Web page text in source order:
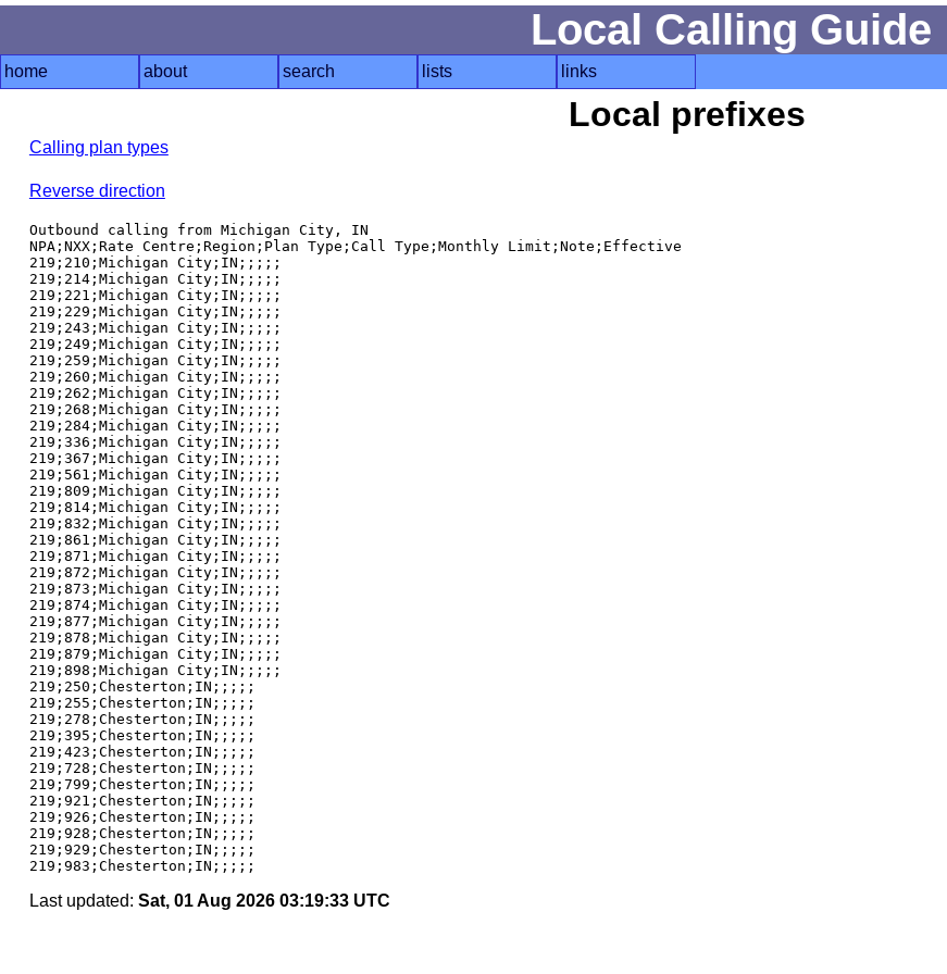
Local Calling Guide
home about search lists links
Local prefixes
Calling plan types
Reverse direction
Outbound calling from Michigan City, IN
NPA;NXX;Rate Centre;Region;Plan Type;Call Type;Monthly Limit;Note;Effective
219;210;Michigan City;IN;;;;;
219;214;Michigan City;IN;;;;;
219;221;Michigan City;IN;;;;;
219;229;Michigan City;IN;;;;;
219;243;Michigan City;IN;;;;;
219;249;Michigan City;IN;;;;;
219;259;Michigan City;IN;;;;;
219;260;Michigan City;IN;;;;;
219;262;Michigan City;IN;;;;;
219;268;Michigan City;IN;;;;;
219;284;Michigan City;IN;;;;;
219;336;Michigan City;IN;;;;;
219;367;Michigan City;IN;;;;;
219;561;Michigan City;IN;;;;;
219;809;Michigan City;IN;;;;;
219;814;Michigan City;IN;;;;;
219;832;Michigan City;IN;;;;;
219;861;Michigan City;IN;;;;;
219;871;Michigan City;IN;;;;;
219;872;Michigan City;IN;;;;;
219;873;Michigan City;IN;;;;;
219;874;Michigan City;IN;;;;;
219;877;Michigan City;IN;;;;;
219;878;Michigan City;IN;;;;;
219;879;Michigan City;IN;;;;;
219;898;Michigan City;IN;;;;;
219;250;Chesterton;IN;;;;;
219;255;Chesterton;IN;;;;;
219;278;Chesterton;IN;;;;;
219;395;Chesterton;IN;;;;;
219;423;Chesterton;IN;;;;;
219;728;Chesterton;IN;;;;;
219;799;Chesterton;IN;;;;;
219;921;Chesterton;IN;;;;;
219;926;Chesterton;IN;;;;;
219;928;Chesterton;IN;;;;;
219;929;Chesterton;IN;;;;;
Last updated: Sat, 01 Aug 2026 03:19:33 UTC